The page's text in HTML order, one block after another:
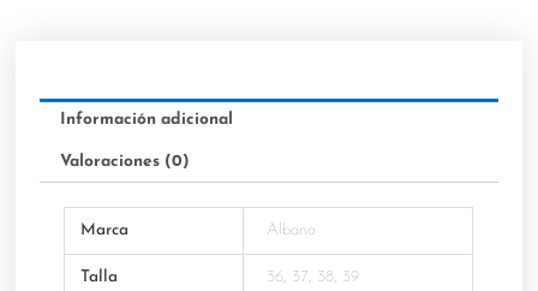
Información adicional
Valoraciones (0)
Marca Albano
Talla 36, 37, 38, 39